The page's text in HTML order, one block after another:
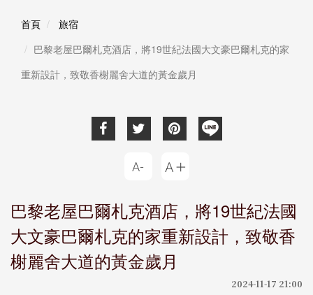
首頁
旅宿
巴黎老屋巴爾札克酒店，將19世紀法國大文豪巴爾札克的家
重新設計，致敬香榭麗舍大道的黃金歲月
巴黎老屋巴爾札克酒店，將19世紀法國
大文豪巴爾札克的家重新設計，致敬香
榭麗舍大道的黃金歲月
2024-11-17 21:00